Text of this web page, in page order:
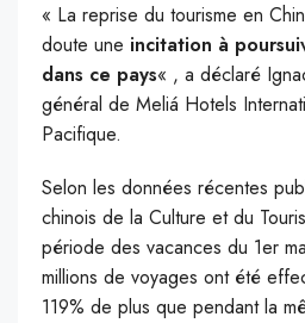
« La reprise du tourisme en
doute une incitation à
dans ce pays« , a déclaré
général de Meliá Hotels
Pacifique.
Selon les données récentes
chinois de la Culture et du
période des vacances du 1er
millions de voyages ont été
119% de plus que pendant la